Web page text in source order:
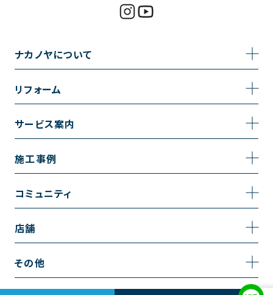
ナカノヤについて
事業内容
採用情報
リフォーム
トイレのリフォーム
キッチンのリフォーム
リノベーション
内装のリフォーム
水回りのリフォーム
サービス案内
サービスの流れ
施工事例
施工事例一覧
お風呂の施工事例
コミュニティ
コミュニティ
お知らせ
店舗
越谷店
その他
お問い合わせ